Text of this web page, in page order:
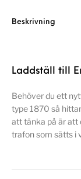
Beskrivning
Laddställ till
Behöver du ett
type 1870 så
att tänka på är att
trafon som sätts i